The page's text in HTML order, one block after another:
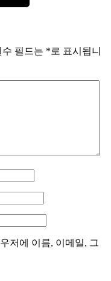
수 필드는 *로 표시됩니
저에 이름, 이메일, 그